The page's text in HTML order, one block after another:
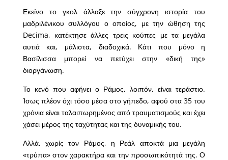
Εκείνο το γκολ άλλαξε την σύγχρονη ιστορία του
μαδριλένικου συλλόγου ο οποίος, με την ώθηση της
Decima, κατέκτησε άλλες τρεις κούπες με τα μεγάλα
αυτιά και, μάλιστα, διαδοχικά. Κάτι που μόνο η
Βασίλισσα μπορεί να πετύχει στην «δική της»
διοργάνωση.
Το κενό που αφήνει ο Ράμος, λοιπόν, είναι τεράστιο.
Ίσως πλέον όχι τόσο μέσα στο γήπεδο, αφού στα 35 του
χρόνια είναι ταλαιπωρημένος από τραυματισμούς και έχει
χάσει μέρος της ταχύτητας και της δυναμικής του.
Αλλά, χωρίς τον Ράμος, η Ρεάλ αποκτά μια μεγάλη
«τρύπα» στον χαρακτήρα και την προσωπικότητά της. Ο